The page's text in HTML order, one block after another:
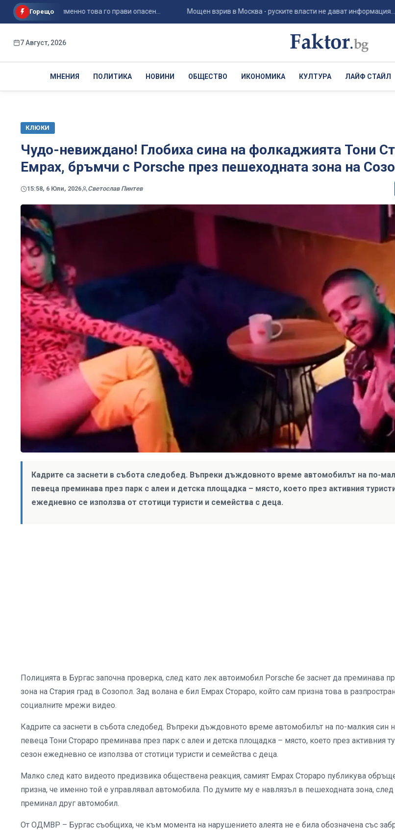
Горещо
и именно това го прави опасен... Мощен взрив в Москва - руските власти не дават информация...
7 Август, 2026
МНЕНИЯ ПОЛИТИКА НОВИНИ ОБЩЕСТВО ИКОНОМИКА КУЛТУРА ЛАЙФ СТАЙЛ
КЛЮКИ
Чудо-невиждано! Глобиха сина на фолкаджията Тони
Емрах, бръмчи с Porsche през пешеходната зона на
15:58, 6 Юли, 2026 Светослав Пинтев
Кадрите са заснети в събота следобед. Въпреки дъждовното време автомобилът на по-
певеца преминава през парк с алеи и детска площадка – място, което през активния
ежедневно се използва от стотици туристи и семейства с деца.
Полицията в Бургас започна проверка, след като лек автоимобил Porsche бе заснет да преминава
зона на Стария град в Созопол. Зад волана е бил Емрах Стораро, който сам призна това в
социалните мрежи видео.
Кадрите са заснети в събота следобед. Въпреки дъждовното време автомобилът на по-малкия син
певеца Тони Стораро преминава през парк с алеи и детска площадка – място, което през активния
сезон ежедневно се използва от стотици туристи и семейства с деца.
Малко след като видеото предизвика обществена реакция, самият Емрах Стораро публикува
призна, че именно той е управлявал автомобила. По думите му е навлязъл в пешеходната зона, след
преминал друг автомобил.
От ОДМВР – Бургас съобщиха, че към момента на нарушението алеята не е била обозначена със